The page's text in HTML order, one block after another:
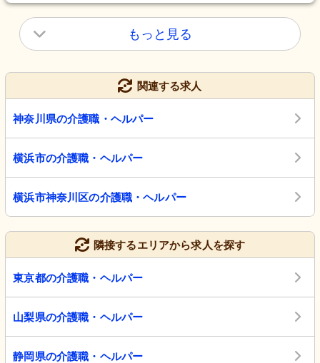
もっと見る
関連する求人
神奈川県の介護職・ヘルパー
横浜市の介護職・ヘルパー
横浜市神奈川区の介護職・ヘルパー
隣接するエリアから求人を探す
東京都の介護職・ヘルパー
山梨県の介護職・ヘルパー
静岡県の介護職・ヘルパー